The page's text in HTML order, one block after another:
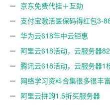
京东免费代挂＋互助
支付宝激活医保码得红包3-
华为云618年中云钜惠
阿里云618活动，云服务器
券 腾讯云618活动，云服务器1
网络学习资料合集很多很丰
法）阿里云拼购1.5折买服务器